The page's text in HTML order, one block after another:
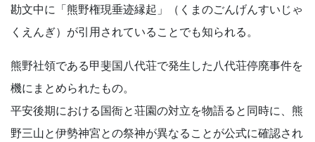
勘文中に「熊野権現垂迹縁起」（くまのごんげんすいじゃ
くえんぎ）が引用されていることでも知られる。
熊野社領である甲斐国八代荘で発生した八代荘停廃事件を
機にまとめられたもの。
平安後期における国衙と荘園の対立を物語ると同時に、熊
野三山と伊勢神宮との祭神が異なることが公式に確認され